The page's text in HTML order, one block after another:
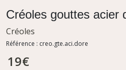
Créoles gouttes acier
Créoles
Référence : creo.gte.aci.dore
19€